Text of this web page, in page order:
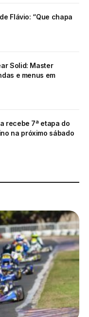
Flávio: “Que chapa
Solid: Master
e menus em
recebe 7ª etapa do
na próximo sábado